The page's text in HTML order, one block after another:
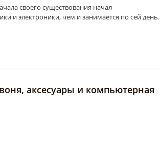
своего существования начал
и электроники, чем и занимается по сей день.
аксесуары и компьютерная